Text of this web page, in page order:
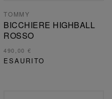
TOMMY
BICCHIERE HIGHBALL
ROSSO
490,00 €
ESAURITO